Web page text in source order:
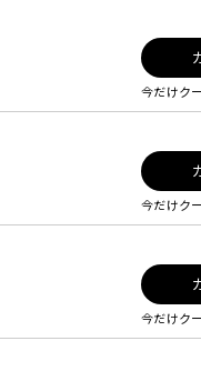
今だけク
今だけク
今だけク